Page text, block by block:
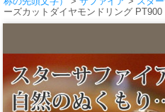
ーズカットダイヤモンドリング